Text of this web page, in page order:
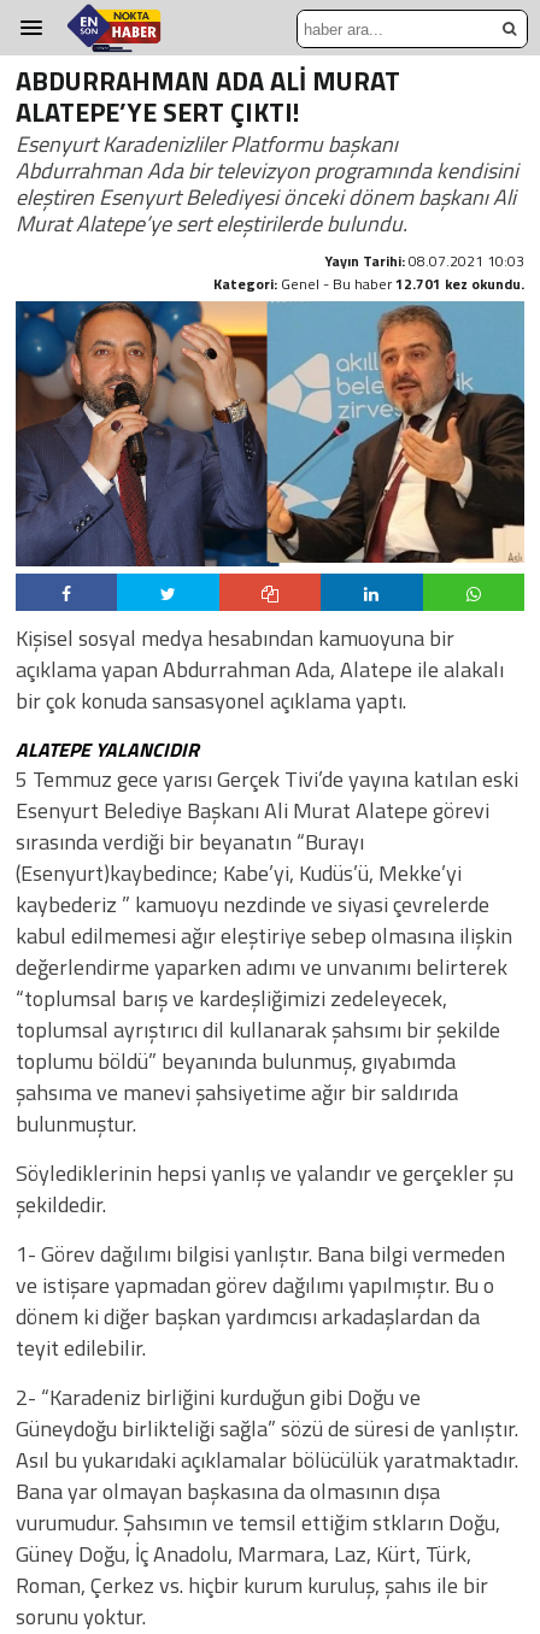
ABDURRAHMAN ADA ALİ MURAT
ALATEPE’YE SERT ÇIKTI!
Esenyurt Karadenizliler Platformu başkanı
Abdurrahman Ada bir televizyon programında kendisini
eleştiren Esenyurt Belediyesi önceki dönem başkanı Ali
Murat Alatepe’ye sert eleştirilerde bulundu.
Yayın Tarihi:08.07.2021 10:03
Kategori: Genel - Bu haber12.701 kez okundu.
Kişisel sosyal medya hesabından kamuoyuna bir
açıklama yapan Abdurrahman Ada, Alatepe ile alakalı
bir çok konuda sansasyonel açıklama yaptı.
ALATEPE YALANCIDIR
5 Temmuz gece yarısı Gerçek Tivi’de yayına katılan eski
Esenyurt Belediye Başkanı Ali Murat Alatepe görevi
sırasında verdiği bir beyanatın “Burayı
(Esenyurt)kaybedince; Kabe’yi, Kudüs’ü, Mekke’yi
kaybederiz ” kamuoyu nezdinde ve siyasi çevrelerde
kabul edilmemesi ağır eleştiriye sebep olmasına ilişkin
değerlendirme yaparken adımı ve unvanımı belirterek
“toplumsal barış ve kardeşliğimizi zedeleyecek,
toplumsal ayrıştırıcı dil kullanarak şahsımı bir şekilde
toplumu böldü” beyanında bulunmuş, gıyabımda
şahsıma ve manevi şahsiyetime ağır bir saldırıda
bulunmuştur.
Söylediklerinin hepsi yanlış ve yalandır ve gerçekler şu
şekildedir.
1- Görev dağılımı bilgisi yanlıştır. Bana bilgi vermeden
ve istişare yapmadan görev dağılımı yapılmıştır. Bu o
dönem ki diğer başkan yardımcısı arkadaşlardan da
teyit edilebilir.
2- “Karadeniz birliğini kurduğun gibi Doğu ve
Güneydoğu birlikteliği sağla” sözü de süresi de yanlıştır.
Asıl bu yukarıdaki açıklamalar bölücülük yaratmaktadır.
Bana yar olmayan başkasına da olmasının dışa
vurumudur. Şahsımın ve temsil ettiğim stkların Doğu,
Güney Doğu, İç Anadolu, Marmara, Laz, Kürt, Türk,
Roman, Çerkez vs. hiçbir kurum kuruluş, şahıs ile bir
sorunu yoktur.